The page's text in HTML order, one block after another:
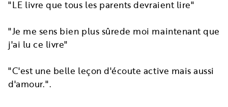
"LE livre que tous les parents devraient lire"
"Je me sens bien plus sûrede moi maintenant que
j'ai lu ce livre"
"C'est une belle leçon d'écoute active mais aussi
d'amour.".